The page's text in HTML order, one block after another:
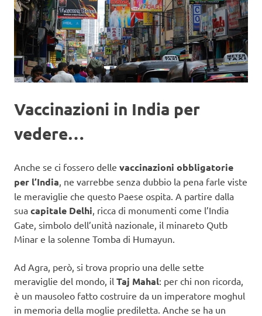
Vaccinazioni in India per
vedere…
Anche se ci fossero delle vaccinazioni obbligatorie
per l’India , ne varrebbe senza dubbio la pena farle viste
le meraviglie che questo Paese ospita. A partire dalla
sua capitale Delhi , ricca di monumenti come l’India
Gate, simbolo dell’unità nazionale, il minareto Qutb
Minar e la solenne Tomba di Humayun.
Ad Agra, però, si trova proprio una delle sette
meraviglie del mondo, il Taj Mahal: per chi non ricorda,
è un mausoleo fatto costruire da un imperatore moghul
in memoria della moglie prediletta. Anche se ha un